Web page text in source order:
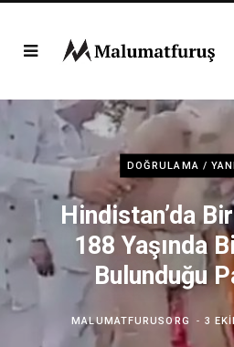
DOĞRULAMA /
Hindistan’da
188 Yaşında
Bulunduğu
MALUMATFURUSORG 3